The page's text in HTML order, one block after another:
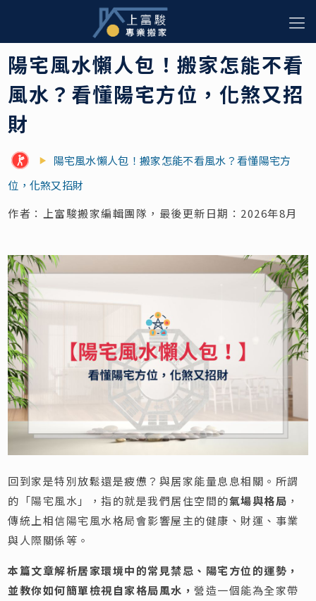
陽宅風水懶人包！搬家怎能不看
風水？看懂陽宅方位，化煞又招
財
陽宅風水懶人包！搬家怎能不看風水？看懂陽宅方
位，化煞又招財
作者：上富駿搬家編輯團隊，最後更新日期：2026年8月
回到家是特別放鬆還是疲憊？與居家能量息息相關。所謂
的「陽宅風水」，指的就是我們居住空間的氣場與格局 ，
傳統上相信陽宅風水格局會影響屋主的健康、財運、事業
與人際關係等。
本篇文章解析居家環境中的常見禁忌、陽宅方位的運勢，
並教你如何簡單檢視自家格局風水，營造一個能為全家帶